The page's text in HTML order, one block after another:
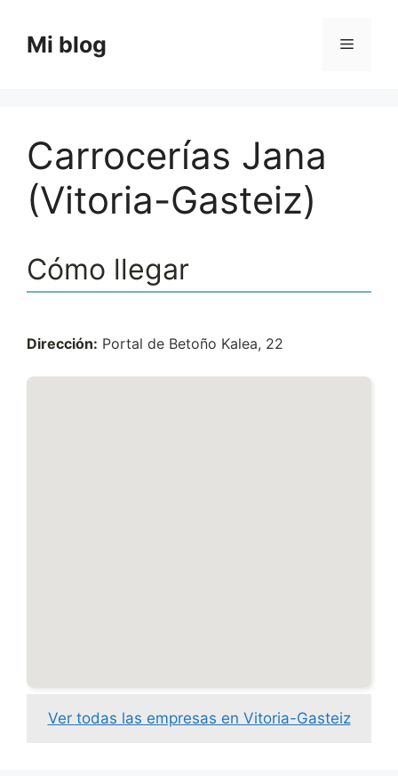
contenido
Mi blog Menú
Carrocerías Jana
(Vitoria-Gasteiz)
Cómo llegar
Dirección: Portal de Betoño Kalea, 22
Ver todas las empresas en Vitoria-Gasteiz